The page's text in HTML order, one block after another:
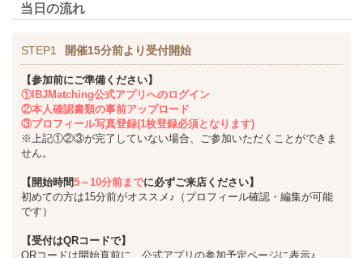
当日の流れ
STEP1 開催15分前より受付開始
【参加前にご準備ください】
①IBJMatching公式アプリへのログイン
②本人確認書類の事前アップロード
③プロフィール写真登録(1枚登録必須となります)
※上記①②③が完了していない場合、ご参加いただくことができま
せん。
【開始時間5～10分前までに必ずご来店ください】
初めての方は15分前がオススメ♪（プロフィール確認・編集が可能
です）
【受付はQRコードで】
QRコードは開始直前に、公式アプリの参加予定ページに表示♪